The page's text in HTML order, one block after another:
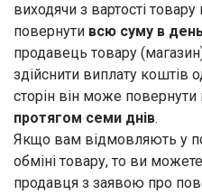
виходячи з вартості товару
повернути всю суму в
продавець товару
здійснити виплату коштів
сторін він може
протягом семи днів.
Якщо вам відмовляють у
обміні товару, то ви
продавця з заявою про